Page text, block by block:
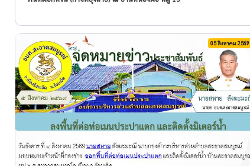
05 สิงหาคม 2569